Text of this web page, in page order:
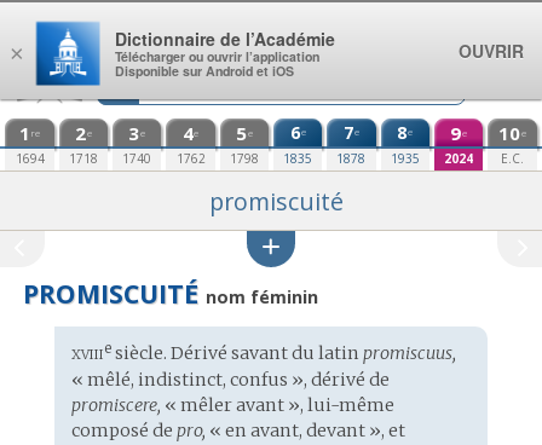
Aller au contenu
1 re
1694
2e
1718
3e
1740
4e
1762
5e
1798
6e
1835
7e
1878
8e
1935
9e
2024
10e
E.C.
promiscuité
PROMISCUITÉ nom féminin
Étymologie
:
xviiiesiècle. Dérivé savant du latin promiscuus,
« mêlé, indistinct, confus », dérivé de
promiscere, « mêler avant », lui-même
composé de pro, « en avant, devant », et
×
Dictionnaire de l’Académie
Télécharger ou ouvrir l’application
Disponible sur Android et iOS
OUVRIR